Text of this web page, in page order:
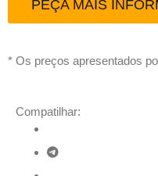
PEÇA MAIS
* Os preços apresentados
Compatilhar: